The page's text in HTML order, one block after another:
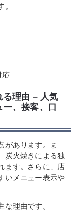
応
る理由 – 人気
ー、接客、口
があります。ま
炭火焼きによる独
ます。さらに、店
いメニュー表示や
理由です。